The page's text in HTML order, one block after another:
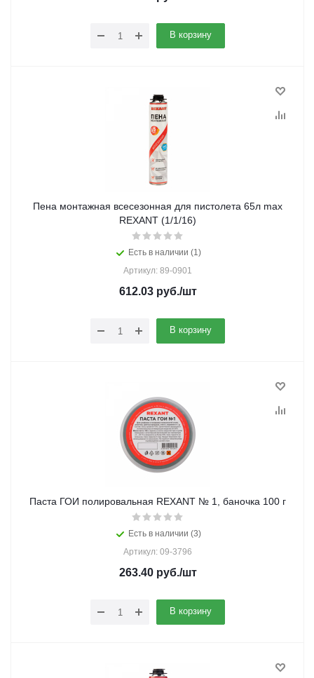
В корзину
Пена монтажная всесезонная для пистолета 65л max
REXANT (1/1/16)
Есть в наличии (1)
Артикул: 89-0901
612.03руб./шт
В корзину
Паста ГОИ полировальная REXANT № 1, баночка 100 г
Есть в наличии (3)
Артикул: 09-3796
263.40руб./шт
В корзину